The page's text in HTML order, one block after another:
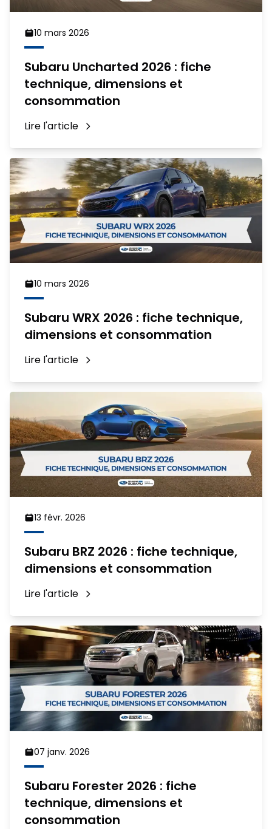
10 mars 2026
Subaru Uncharted 2026 : fiche
technique, dimensions et
consommation
Lire l'article
10 mars 2026
Subaru WRX 2026 : fiche technique,
dimensions et consommation
Lire l'article
13 févr. 2026
Subaru BRZ 2026 : fiche technique,
dimensions et consommation
Lire l'article
07 janv. 2026
Subaru Forester 2026 : fiche
technique, dimensions et
consommation